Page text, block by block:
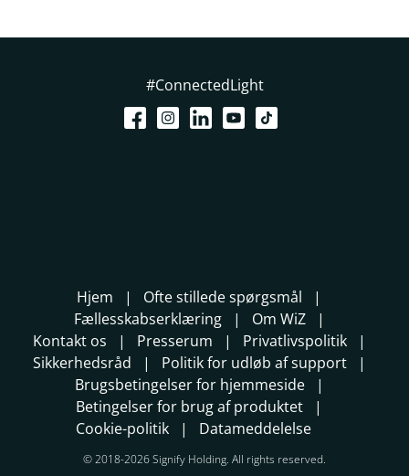
#ConnectedLight
Hjem
Ofte stillede spørgsmål
Fællesskabserklæring
Om WiZ
Kontakt os
Presserum
Privatlivspolitik
Sikkerhedsråd
Politik for udløb af support
Brugsbetingelser for hjemmeside
Betingelser for brug af produktet
Cookie-politik
Datameddelelse
© 2018-2026 Signify Holding. All rights reserved.